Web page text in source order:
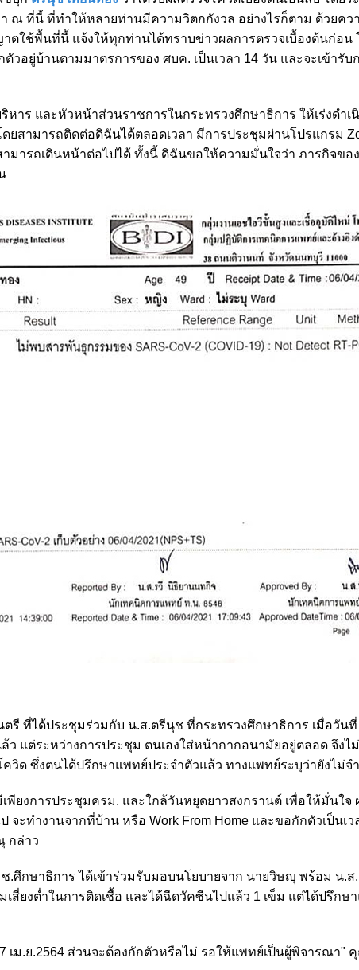
ณ ที่นี้ ที่ทำให้หลายท่านมีความวิตกกังวล อย่างไรก็ตาม ด้วยคว
ใช้พื้นที่นี้ แจ้งให้ทุกท่านได้ทราบข่าวผลการตรวจเบื้องต้นก่อน
อยู่บ้านตามมาตรการของ ศบค. เป็นเวลา 14 วัน และจะเข้ารับ
หาร และหัวหน้าส่วนราชการในกระทรวงศึกษาธิการ ให้เร่งดำเ
สามารถติดต่อดิฉันได้ตลอดเวลา มีการประชุมผ่านโปรแกรม
ามารถเดินหน้าต่อไปได้ ทั้งนี้ ดิฉันขอให้ความมั่นใจว่า ภารกิจขอ
ที่ได้ประชุมร่วมกับ น.ส.ตรีนุช ที่กระทรวงศึกษาธิการ เมื่อวันที่
ว แต่ระหว่างการประชุม ตนเองใส่หน้ากากอนามัยอยู่ตลอด จึงไ
วิด ซึ่งตนได้ปรึกษาแพทย์ประจำตัวแล้ว ทางแพทย์ระบุว่ายังไม่จ
พียงการประชุมครม. และใกล้วันหยุดยาวสงกรานต์ เพื่อให้มั่นใ
จะทำงานจากที่บ้าน หรือ Work From Home และขอกักตัวเป็นเว
กล่าว
กษาธิการ ได้เข้าร่วมรับมอบนโยบายจาก นายวิษญุ พร้อม น.ส
เสี่ยงต่ำในการติดเชื้อ และได้ฉีดวัคซีนไปแล้ว 1 เข็ม แต่ได้ปรึก
ม.ย.2564 ส่วนจะต้องกักตัวหรือไม่ รอให้แพทย์เป็นผู้พิจารณา"